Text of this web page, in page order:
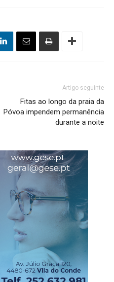
Artigo seguinte
Fitas ao longo da praia da
Póvoa impendem permanência
durante a noite